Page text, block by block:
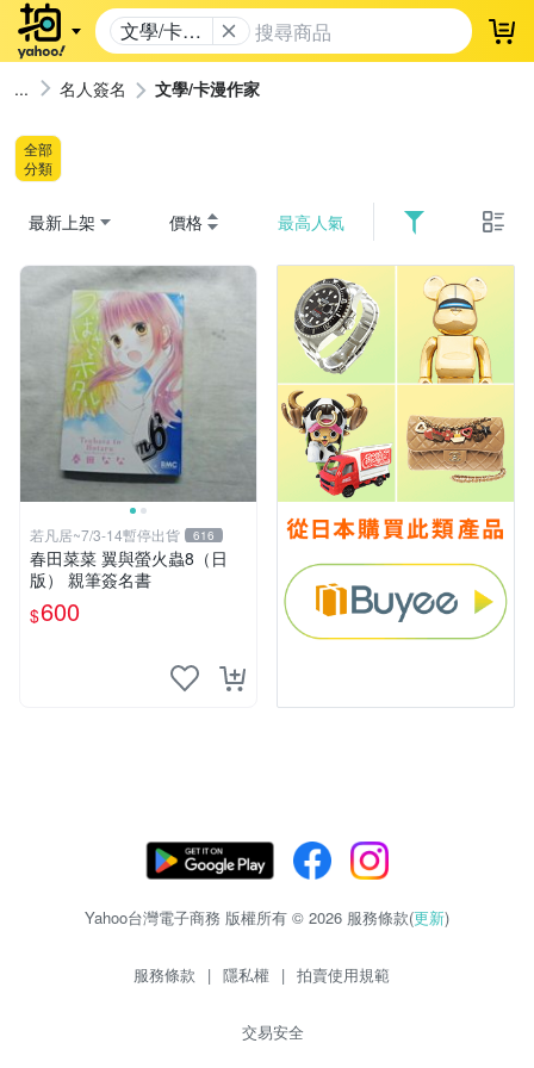
文學/卡漫
作家
登
名人簽名 文學/卡漫作家
全部
分類
最新上架 價格 最高人氣
若凡居~7/3-14暫停出貨 616
春田菜菜 翼與螢火蟲8（日
版） 親筆簽名書
$600
Yahoo台灣電子商務 版權所有 © 2026 服務條款(更新)
服務條款 | 隱私權 | 拍賣使用規範
交易安全